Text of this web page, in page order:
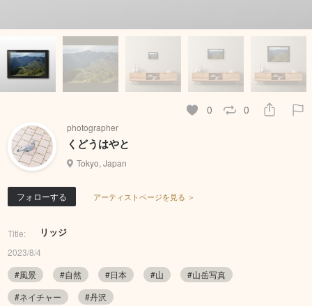
0 0
photographer
くどうはやと
Tokyo, Japan
フォローする アーティストページを見る ＞
Title: リッジ
2023/8/4
#風景
#自然 #日本 #山
#山岳写真
#ネイチャー
#丹沢